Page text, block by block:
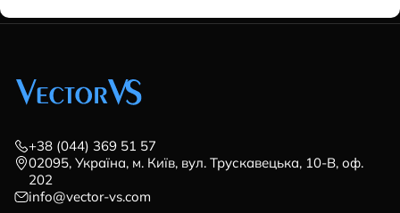
+38 (044) 369 51 57
02095, Україна, м. Київ, вул. Трускавецька, 10-В, оф.
202
info@vector-vs.com